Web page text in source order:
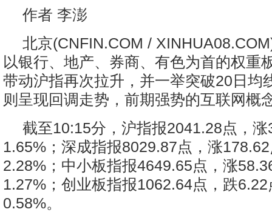
作者 李澎
北京(CNFIN.COM /
以银行、地产、券商、有色为首的权重
带动沪指再次拉升，并一举突破20日均
则呈现回调走势，前期强势的互联网概
截至10:15分，沪指报2041.28点，
1.65%；深成指报8029.87点，涨
2.28%；中小板指报4649.65点，涨
1.27%；创业板指报1062.64点，跌
0.58%。